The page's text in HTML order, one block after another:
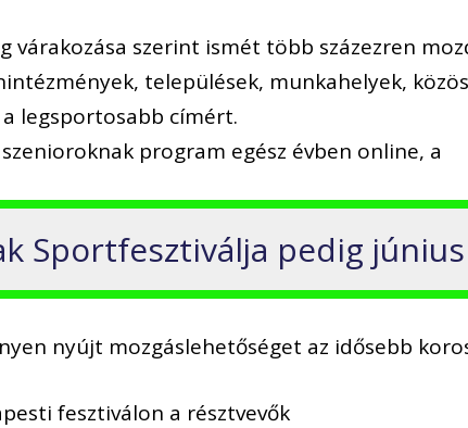
várakozása szerint ismét több százezren
települések, munkahelyek,
legsportosabb címért.
program egész évben online, a
Sportfesztiválja pedig
nyújt mozgáslehetőséget az idősebb
fesztiválon a résztvevők